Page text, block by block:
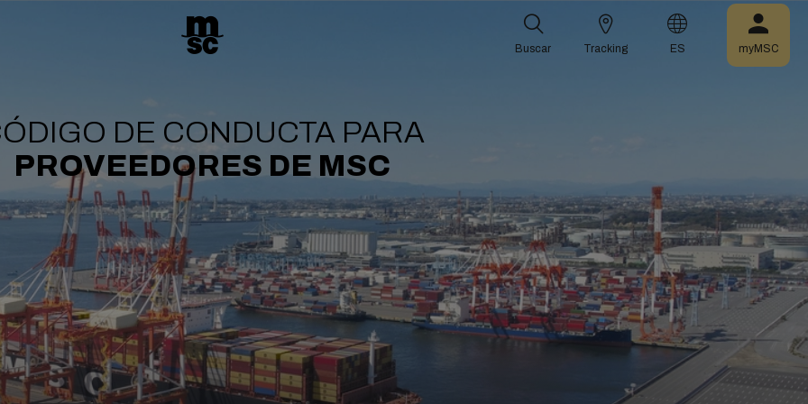
Buscar Tracking ES myMSC
DE CONDUCTA PARA
PROVEEDORES DE MSC